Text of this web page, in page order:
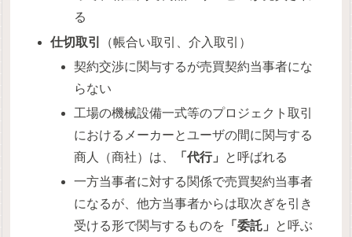
る
仕切取引
（帳合い取引、介入取引）
契約交渉に関与するが売買契約当事者にな
らない
工場の機械設備一式等のプロジェクト取引
におけるメーカーとユーザの間に関与する
商人（商社）は、
「代行」
と呼ばれる
一方当事者に対する関係で売買契約当事者
になるが、他方当事者からは取次ぎを引き
受ける形で関与するものを 「委託」 と呼ぶ